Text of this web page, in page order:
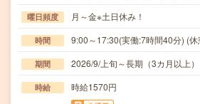
曜日頻度 月～金※土日休み！
時間 9:00～17:30(実働:7時間40分) (
期間 2026/9/上旬～長期（3カ月以上
時給 時給1570円